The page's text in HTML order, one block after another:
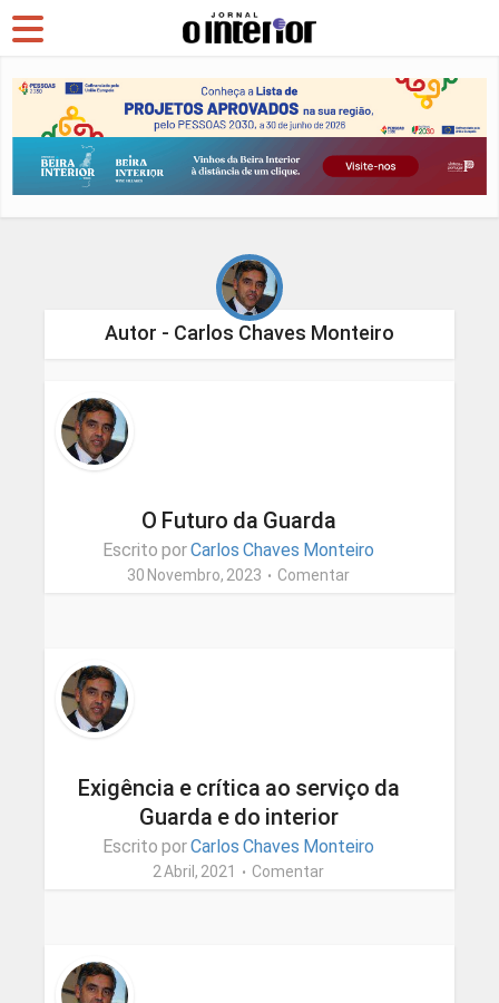
Autor - Carlos Chaves Monteiro
O Futuro da Guarda
Escrito porCarlos Chaves Monteiro
30 Novembro, 2023 Comentar
Exigência e crítica ao serviço da
Guarda e do interior
Escrito porCarlos Chaves Monteiro
2 Abril, 2021 Comentar